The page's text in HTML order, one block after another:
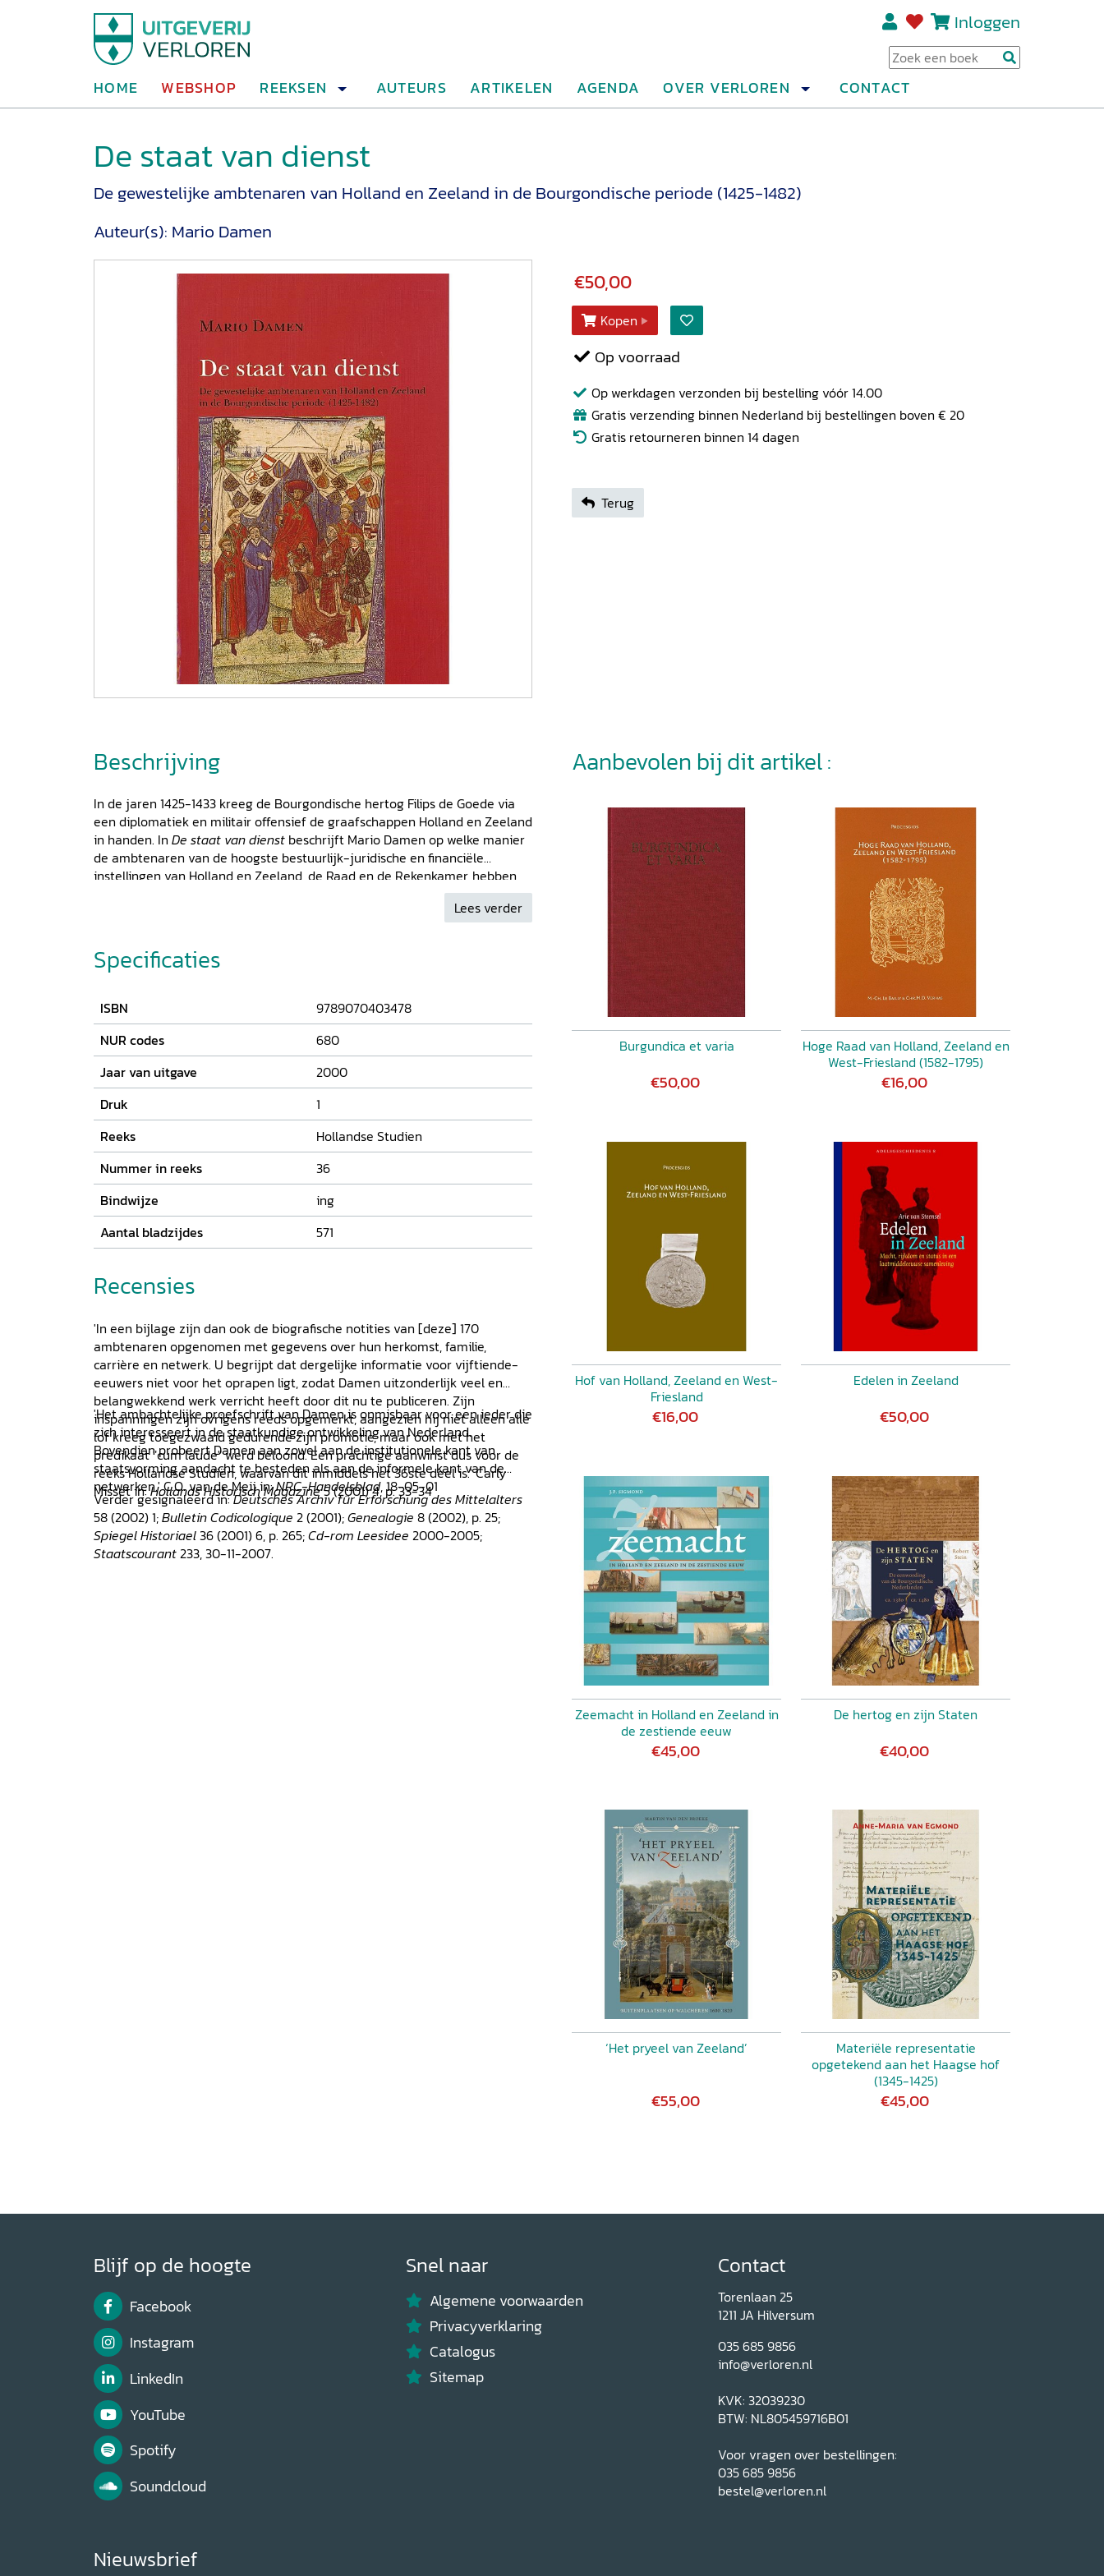
Inloggen
HOME WEBSHOP REEKSEN AUTEURS ARTIKELEN AGENDA OVER VERLOREN CONTACT
De staat van dienst
De gewestelijke ambtenaren van Holland en Zeeland in de Bourgondische periode (1425-1482)
Auteur(s): Mario Damen
€50,00
Kopen
Op voorraad
Op werkdagen verzonden bij bestelling vóór 14.00
Gratis verzending binnen Nederland bij bestellingen boven € 20
Gratis retourneren binnen 14 dagen
Terug
Beschrijving
In de jaren 1425-1433 kreeg de Bourgondische hertog Filips de Goede via
een diplomatiek en militair offensief de graafschappen Holland en Zeeland
in handen. In De staat van dienst beschrijft Mario Damen op welke manier
de ambtenaren van de hoogste bestuurlijk-juridische en financiële
instellingen van Holland en Zeeland, de Raad en de Rekenkamer, hebben
bijgedragen aan de integratie van deze gewesten in de Bourgondische
personele unie. In het eerste deel van De staat van dienst wordt
staatsapparaat onderging in de vijftiende eeuw en passeren alle
ambtenaren de revue. In het tweede deel bekijkt Damen welke strategie
middelen hij trachtte hun dienstbaarheid en loyaliteit te bevorderen. De
intermediaire positie van de ambtenaren - ingeklemd tussen de belangen
van de hertog en die van de onderdanen - is het onderwerp van het derde
deel. In een bijlage zijn biografische notities van 170 ambtenaren
opgenomen met gegevens over hun herkomst, familie, carrière en netwerk.
Lees verder
Specificaties
ISBN
9789070403478
NUR codes
680
Jaar van uitgave
2000
Druk
1
Reeks
Hollandse Studien
Nummer in reeks
36
Bindwijze
ing
Aantal bladzijdes
571
Recensies
'In een bijlage zijn dan ook de biografische notities van [deze] 170
ambtenaren opgenomen met gegevens over hun herkomst, familie,
carrière en netwerk. U begrijpt dat dergelijke informatie voor vijftiende-
eeuwers niet voor het oprapen ligt, zodat Damen uitzonderlijk veel en
belangwekkend werk verricht heeft door dit nu te publiceren. Zijn
inspanningen zijn ovrigens reeds opgemerkt, aangezien hij niet alleen alle
lof kreeg toegezwaaid gedurende zijn promotie, maar ook met het
predikaat "cum laude" werd beloond. Een prachtige aanwinst dus voor de
reeks Hollandse Studiën, waarvan dit inmiddels het 36ste deel is.' Carly
Misset in:Hollands Historisch Magazine5 (2001) 4, p. 33-34
'Het ambachtelijke proefschrift van Damen is onmisbaar voor een ieder die
zich interesseert in de staatkundige ontwikkeling van Nederland.
Bovendien probeert Damen aan zowel aan de institutionele kant van
staatsvorming aandacht te besteden als aan de informele kant van de
netwerken.' C.O. van de Meij in:NRC-Handelsblad, 18-05-01
Verder gesignaleerd in:Deutsches Archiv für Erforschung des Mittelalters
58 (2002) 1;Bulletin Codicologique 2 (2001);Genealogie 8 (2002), p. 25;
Spiegel Historiael36 (2001) 6, p. 265;Cd-rom Leesidee 2000-2005;
Staatscourant233, 30-11-2007.
Aanbevolen bij dit artikel :
Burgundica et varia
€50,00
Hoge Raad van Holland, Zeeland en
West-Friesland (1582-1795)
€16,00
Hof van Holland, Zeeland en West-
Friesland
€16,00
Edelen in Zeeland
€50,00
Zeemacht in Holland en Zeeland in
de zestiende eeuw
€45,00
De hertog en zijn Staten
€40,00
‘Het pryeel van Zeeland’
€55,00
Materiële representatie
opgetekend aan het Haagse hof
(1345-1425)
€45,00
Blijf op de hoogte
Facebook
Instagram
LinkedIn
YouTube
Spotify
Soundcloud
Nieuwsbrief
Snel naar
Algemene voorwaarden
Privacyverklaring
Catalogus
Sitemap
Contact
Torenlaan 25
1211 JA Hilversum
035 685 9856
info@verloren.nl
KVK: 32039230
BTW: NL805459716B01
Voor vragen over bestellingen:
035 685 9856
bestel@verloren.nl